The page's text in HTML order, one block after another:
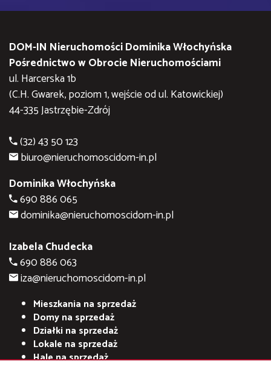
DOM-IN Nieruchomości Dominika Włochyńska
Pośrednictwo w Obrocie Nieruchomościami
ul. Harcerska 1b
(C.H. Gwarek, poziom 1, wejście od ul. Katowickiej)
44-335 Jastrzębie-Zdrój
(32) 43 50 123
biuro@nieruchomoscidom-in.pl
Dominika Włochyńska
690 886 065
dominika@nieruchomoscidom-in.pl
Izabela Chudecka
690 886 063
iza@nieruchomoscidom-in.pl
Mieszkania na sprzedaż
Domy na sprzedaż
Działki na sprzedaż
Lokale na sprzedaż
Hale na sprzedaż